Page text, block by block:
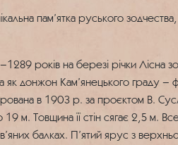
пам’ятка руського
років на березі річки Лісна
як донжон Кам’янецького граду –
в 1903 р. за проєктом В.
м. Товщина її стін сягає 2,5 м.
балках. П’ятий ярус з